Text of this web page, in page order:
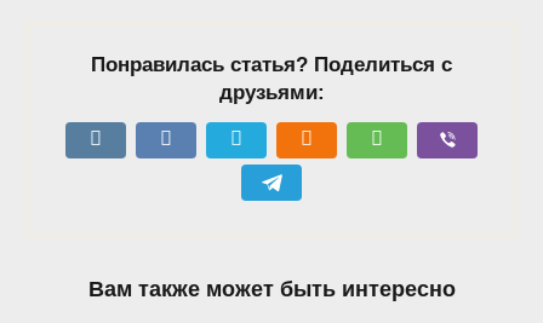
Понравилась статья? Поделиться с
друзьями:
Вам также может быть интересно